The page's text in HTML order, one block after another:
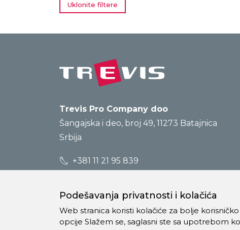
Uklonite filtere
Trevis Pro Company doo
Šangajska i deo, broj 49, 11273 Batajnica
Srbija
+381 11 21 95 839
Podešavanja privatnosti i kolačića
Web stranica koristi kolačiće za bolje
opcije Slažem se, saglasni ste sa upotrebom